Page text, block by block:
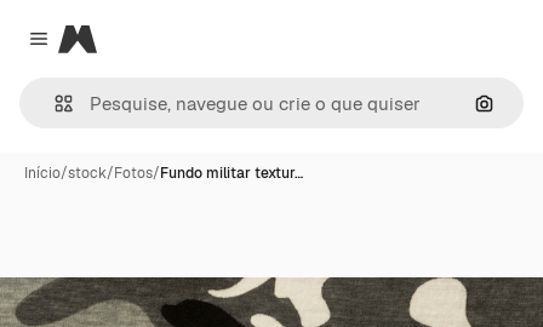
Close menu
Magnific
Início/stock/Fotos/Fundo militar textur…